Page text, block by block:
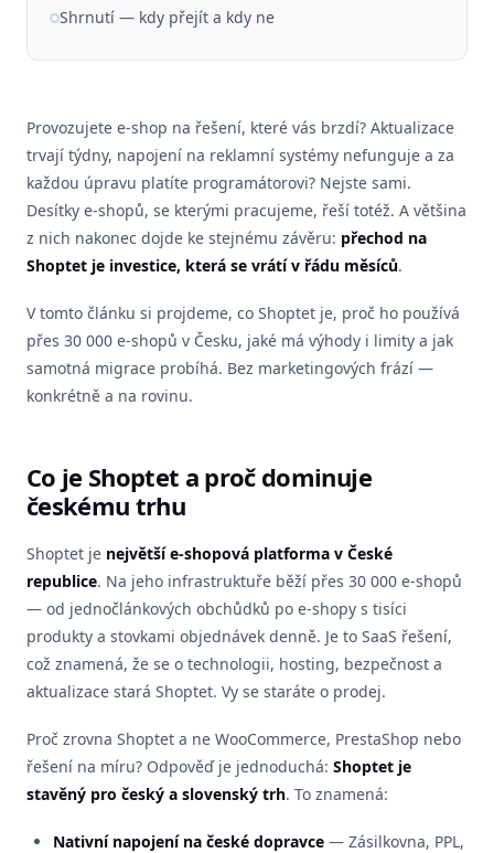
Shrnutí — kdy přejít a kdy ne
Provozujete e-shop na řešení, které vás brzdí? Aktualizace
trvají týdny, napojení na reklamní systémy nefunguje a za
každou úpravu platíte programátorovi? Nejste sami.
Desítky e-shopů, se kterými pracujeme, řeší totéž. A většina
z nich nakonec dojde ke stejnému závěru: přechod na
Shoptet je investice, která se vrátí v řádu měsíců.
V tomto článku si projdeme, co Shoptet je, proč ho používá
přes 30 000 e-shopů v Česku, jaké má výhody i limity a jak
samotná migrace probíhá. Bez marketingových frází —
konkrétně a na rovinu.
Co je Shoptet a proč dominuje
českému trhu
Shoptet je největší e-shopová platforma v České
republice. Na jeho infrastruktuře běží přes 30 000 e-shopů
— od jednočlánkových obchůdků po e-shopy s tisíci
produkty a stovkami objednávek denně. Je to SaaS řešení,
což znamená, že se o technologii, hosting, bezpečnost a
aktualizace stará Shoptet. Vy se staráte o prodej.
Proč zrovna Shoptet a ne WooCommerce, PrestaShop nebo
řešení na míru? Odpověď je jednoduchá: Shoptet je
stavěný pro český a slovenský trh. To znamená:
Nativní napojení na české dopravce — Zásilkovna, PPL,